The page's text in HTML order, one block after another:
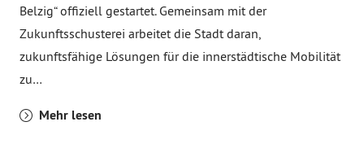
Belzig“ offiziell gestartet. Gemeinsam mit der
Zukunftsschusterei arbeitet die Stadt daran,
zukunftsfähige Lösungen für die innerstädtische Mobilität
zu…
Mehr lesen